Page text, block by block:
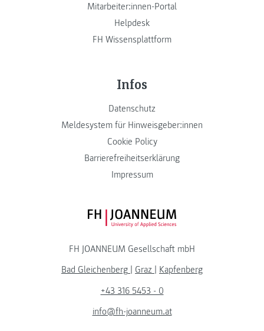
Mitarbeiter:innen-Portal
Helpdesk
FH Wissensplattform
Infos
Datenschutz
Meldesystem für Hinweisgeber:innen
Cookie Policy
Barrierefreiheitserklärung
Impressum
FH JOANNEUM Logo
FH JOANNEUM Gesellschaft mbH
Bad Gleichenberg
Graz
Kapfenberg
+43 316 5453 - 0
info@fh-joanneum.at